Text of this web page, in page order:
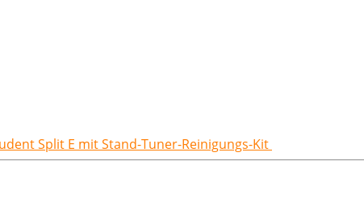
Split E mit Stand-Tuner-Reinigungs-Kit